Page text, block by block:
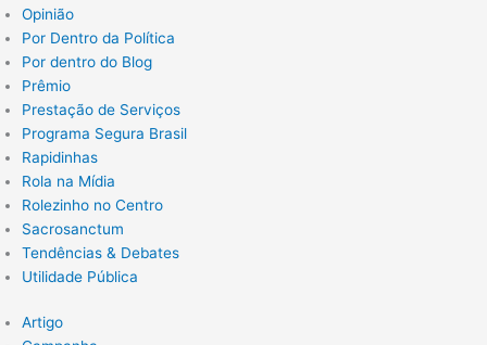
Opinião
Por Dentro da Política
Por dentro do Blog
Prêmio
Prestação de Serviços
Programa Segura Brasil
Rapidinhas
Rola na Mídia
Rolezinho no Centro
Sacrosanctum
Tendências & Debates
Utilidade Pública
Artigo